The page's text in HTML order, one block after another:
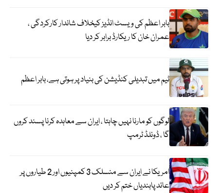
بابر اعظم کی ویسٹ انڈیز کیخلاف شاندار کارکردگی ،
عمران خان کا ریکارڈ برابر کر دیا
ٹیم میں تبدیلی کنڈیشن کی بنیاد پر ہوتی ہے، بابر اعظم
لوگوں کو مارنا نہیں چاہتا ، ایران سے معاہدہ کرنا پسند کروں
گا ، ڈونلڈ ٹرمپ
امریکا نے ایران سے منسلک 3 کمپنیوں اور 2 طیاروں پر
عائد پابندیاں ختم کر دیں